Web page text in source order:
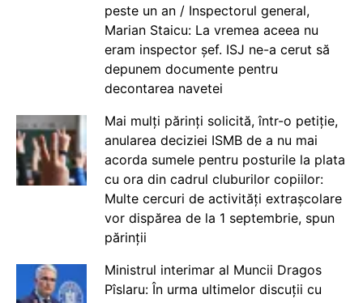
peste un an / Inspectorul general,
Marian Staicu: La vremea aceea nu
eram inspector șef. ISJ ne-a cerut să
depunem documente pentru
decontarea navetei
Mai mulți părinți solicită, într-o petiție,
anularea deciziei ISMB de a nu mai
acorda sumele pentru posturile la plata
cu ora din cadrul cluburilor copiilor:
Multe cercuri de activități extrașcolare
vor dispărea de la 1 septembrie, spun
părinții
Ministrul interimar al Muncii Dragos
Pîslaru: În urma ultimelor discuții cu